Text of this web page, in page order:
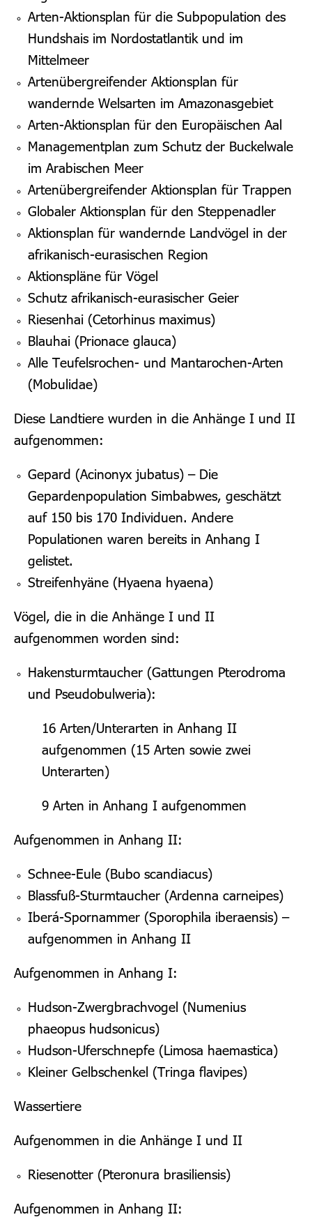
Arten-Aktionsplan für die Subpopulation des
Hundshais im Nordostatlantik und im
Mittelmeer
Artenübergreifender Aktionsplan für
wandernde Welsarten im Amazonasgebiet
Arten-Aktionsplan für den Europäischen Aal
Managementplan zum Schutz der Buckelwale
im Arabischen Meer
Artenübergreifender Aktionsplan für Trappen
Globaler Aktionsplan für den Steppenadler
Aktionsplan für wandernde Landvögel in der
afrikanisch-eurasischen Region
Aktionspläne für Vögel
Schutz afrikanisch-eurasischer Geier
Riesenhai (Cetorhinus maximus)
Blauhai (Prionace glauca)
Alle Teufelsrochen- und Mantarochen-Arten
(Mobulidae)
Diese Landtiere wurden in die Anhänge I und II
aufgenommen:
Gepard (Acinonyx jubatus) – Die
Gepardenpopulation Simbabwes, geschätzt
auf 150 bis 170 Individuen. Andere
Populationen waren bereits in Anhang I
gelistet.
Streifenhyäne (Hyaena hyaena)
Vögel, die in die Anhänge I und II
aufgenommen worden sind:
Hakensturmtaucher (Gattungen Pterodroma
und Pseudobulweria):
16 Arten/Unterarten in Anhang II
aufgenommen (15 Arten sowie zwei
Unterarten)
9 Arten in Anhang I aufgenommen
Aufgenommen in Anhang II:
Schnee-Eule (Bubo scandiacus)
Blassfuß-Sturmtaucher (Ardenna carneipes)
Iberá-Spornammer (Sporophila iberaensis) –
aufgenommen in Anhang II
Aufgenommen in Anhang I:
Hudson-Zwergbrachvogel (Numenius
phaeopus hudsonicus)
Hudson-Uferschnepfe (Limosa haemastica)
Kleiner Gelbschenkel (Tringa flavipes)
Wassertiere
Aufgenommen in die Anhänge I und II
Riesenotter (Pteronura brasiliensis)
Aufgenommen in Anhang II: